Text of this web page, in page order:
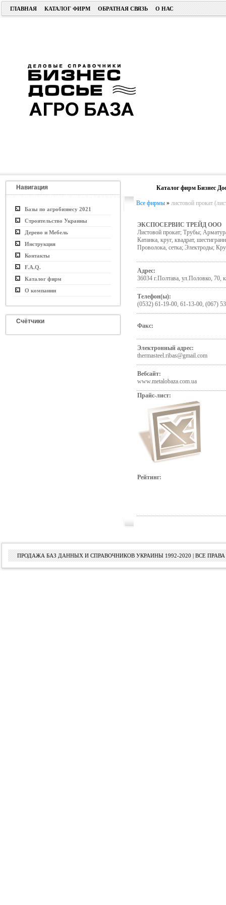
ГЛАВНАЯ КАТАЛОГ ФИРМ ОБРАТНАЯ СВЯЗЬ О НАС
Навигация
Базы по агробизнесу 2021
Строительство Украины
Дерево и Мебель
Инструкция
Контакты
F.A.Q.
Каталог фирм
О компании
Счётчики
Каталог фирм Бизнес
Все фирмы » листовой прокат
ЭКСПОСЕРВИС ТРЕЙД ООО
Листовой прокат; Трубы;
Катанка, круг, квадрат,
Проволока, сетка; Электроды;
Адрес:
36034 г.Полтава, ул.Половко, 70,
Телефон(ы):
(0532) 61-19-00, 61-13-00, (067)
Факс:
Электронный адрес:
thermasteel.ribas@gmail.com
Вебсайт:
www.metalobaza.com.ua
Прайс-лист:
Рейтинг:
ПРОДАЖА БАЗ ДАННЫХ И СПРАВОЧНИКОВ УКРАИНЫ 1992-2020 | ВСЕ